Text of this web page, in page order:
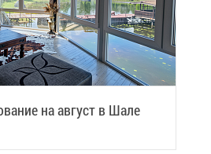
на ав­густ в Ша­ле